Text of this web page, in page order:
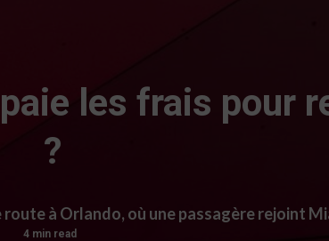
les frais pour
?
à Orlando, où une passagère rejoint
4 min read